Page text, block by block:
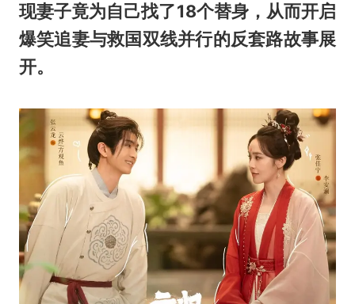
现妻子竟为自己找了18个替身，从而开启
爆笑追妻与救国双线并行的反套路故事展
开。